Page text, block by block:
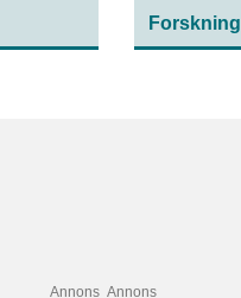
data.
Forskning
Annons Annons